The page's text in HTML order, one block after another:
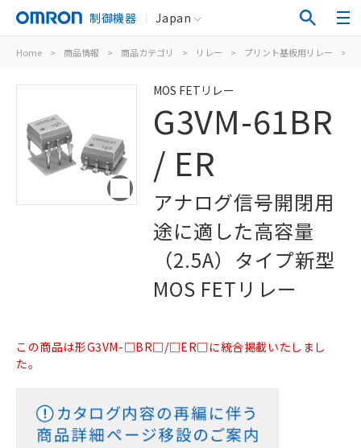
制御機器 Japan
Home > 商品情報 > 商品カテゴリ > リレー > プリント基板用リレー >
MOS FETリレー
G3VM-61BR
/ ER
アナログ信号開閉用
途に適した高容量
（2.5A）タイプ新型
MOS FETリレー
この商品は形G3VM-□BR□/□ER□に統合掲載いたしまし
た。